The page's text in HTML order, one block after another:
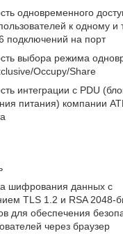
одновременного
к одному и
подключений на порт
выбора режима
Occupy/Share
интеграции с PDU
питания) компании
шифрования данных с
TLS 1.2 и RSA 2048-
для обеспечения
через браузер